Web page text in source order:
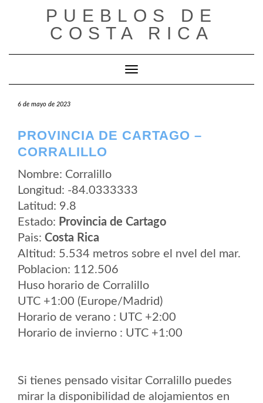
PUEBLOS DE
COSTA RICA
Cambiar modo de navegación
6 de mayo de 2023
PROVINCIA DE CARTAGO –
CORRALILLO
Nombre: Corralillo
Longitud: -84.0333333
Latitud: 9.8
Estado: Provincia de Cartago
Pais: Costa Rica
Altitud: 5.534 metros sobre el nvel del mar.
Poblacion: 112.506
Huso horario de Corralillo
UTC +1:00 (Europe/Madrid)
Horario de verano : UTC +2:00
Horario de invierno : UTC +1:00
Si tienes pensado visitar Corralillo puedes
mirar la disponibilidad de alojamientos en